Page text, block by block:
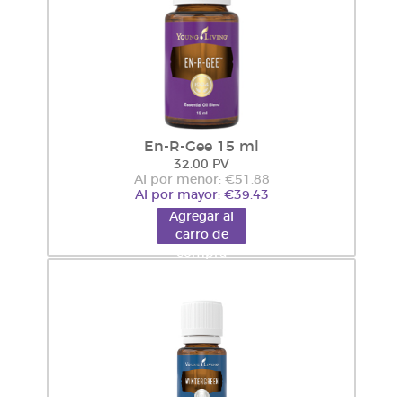
En-R-Gee 15 ml
32.00 PV
Al por menor: €51.88
Al por mayor: €39.43
Agregar al
carro de
compra